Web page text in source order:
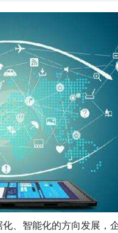
、智能化的方向发展，